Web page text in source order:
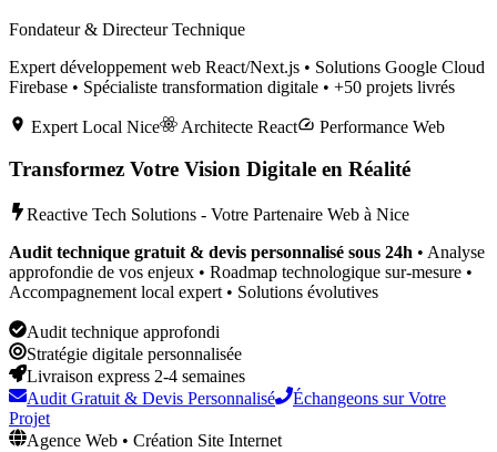
Fondateur & Directeur Technique
Expert développement web React/Next.js • Solutions Google Cloud
Firebase • Spécialiste transformation digitale • +50 projets livrés
Expert Local Nice Architecte React Performance Web
Transformez Votre Vision Digitale en Réalité
Reactive Tech Solutions - Votre Partenaire Web à Nice
Audit technique gratuit & devis personnalisé sous 24h • Analyse
approfondie de vos enjeux • Roadmap technologique sur-mesure •
Accompagnement local expert • Solutions évolutives
Audit technique approfondi
Stratégie digitale personnalisée
Livraison express 2-4 semaines
Audit Gratuit & Devis Personnalisé
Échangeons sur Votre
Projet
Agence Web • Création Site Internet